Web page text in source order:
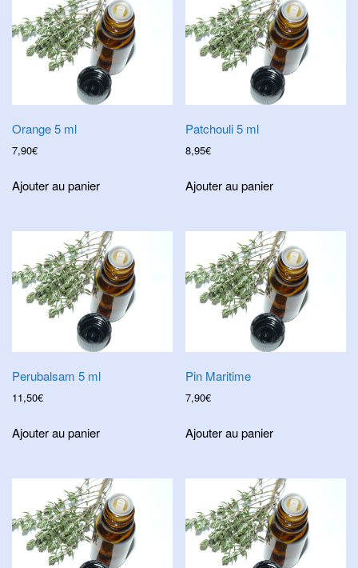
Orange 5 ml
7,90€
Ajouter au panier
Patchouli 5 ml
8,95€
Ajouter au panier
Perubalsam 5 ml
11,50€
Ajouter au panier
Pin Maritime
7,90€
Ajouter au panier